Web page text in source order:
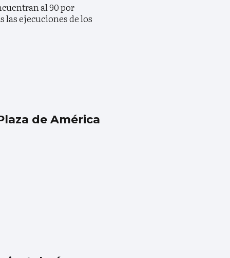
al 90 por
las ejecuciones de los
de América